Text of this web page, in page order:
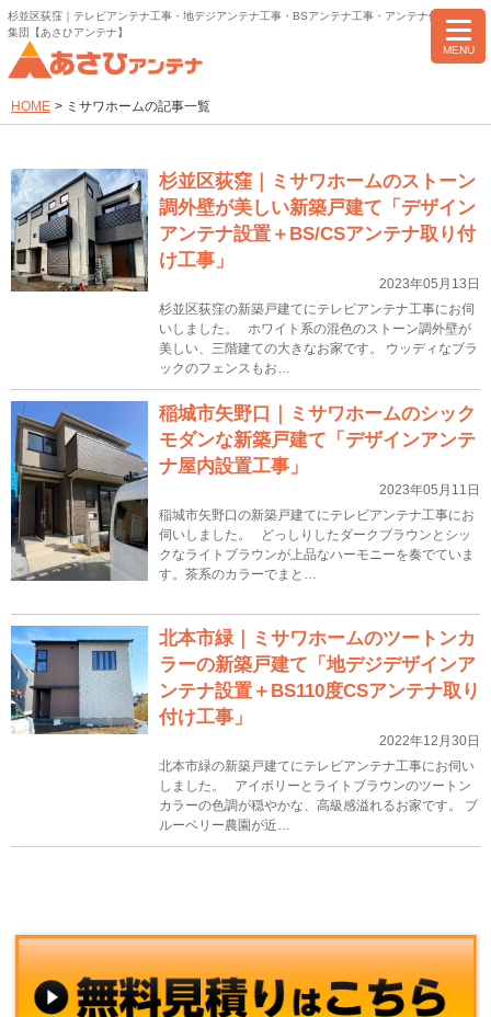
杉並区荻窪｜テレビアンテナ工事・地デジアンテナ工事・BSアンテナ工事・アンテナ修理のプロ
集団【あさひアンテナ】
MENU
HOME > ミサワホームの記事一覧
杉並区荻窪｜ミサワホームのストーン
調外壁が美しい新築戸建て「デザイン
アンテナ設置＋BS/CSアンテナ取り付
け工事」
2023年05月13日
杉並区荻窪の新築戸建てにテレビアンテナ工事にお伺
いしました。 ホワイト系の混色のストーン調外壁が
美しい、三階建ての大きなお家です。 ウッディなブラ
ックのフェンスもお…
稲城市矢野口｜ミサワホームのシック
モダンな新築戸建て「デザインアンテ
ナ屋内設置工事」
2023年05月11日
稲城市矢野口の新築戸建てにテレビアンテナ工事にお
伺いしました。 どっしりしたダークブラウンとシッ
クなライトブラウンが上品なハーモニーを奏でていま
す。茶系のカラーでまと…
北本市緑｜ミサワホームのツートンカ
ラーの新築戸建て「地デジデザインア
ンテナ設置＋BS110度CSアンテナ取り
付け工事」
2022年12月30日
北本市緑の新築戸建てにテレビアンテナ工事にお伺い
しました。 アイボリーとライトブラウンのツートン
カラーの色調が穏やかな、高級感溢れるお家です。 ブ
ルーベリー農園が近…